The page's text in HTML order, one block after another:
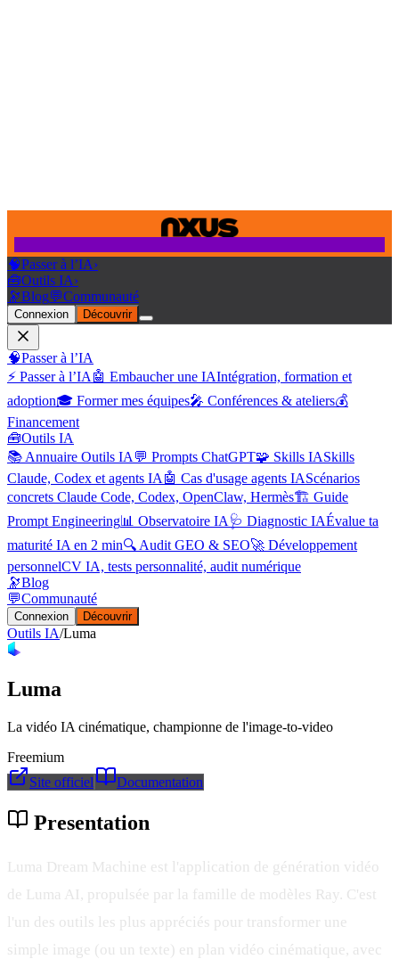
🧠Passer à l’IA›
🧰Outils IA›
🔭Blog💬Communauté
Connexion Découvrir
🧠Passer à l’IA
⚡ Passer à l’IA 🤖 Embaucher une IAIntégration, formation et
adoption🎓 Former mes équipes🎤 Conférences & ateliers💰
Financement
🧰Outils IA
📚 Annuaire Outils IA 💬 Prompts ChatGPT🧩 Skills IASkills
Claude, Codex et agents IA 🤖 Cas d'usage agents IAScénarios
concrets Claude Code, Codex, OpenClaw, Hermès🏗️ Guide
Prompt Engineering📊 Observatoire IA 🩺 Diagnostic IAÉvalue ta
maturité IA en 2 min🔍 Audit GEO & SEO🚀 Développement
personnelCV IA, tests personnalité, audit numérique
🔭Blog
💬Communauté
Connexion Découvrir
Outils IA/Luma
Luma
La vidéo IA cinématique, championne de l'image-to-video
Freemium
Site officiel
Documentation
Presentation
Luma Dream Machine est l'application de génération vidéo
de Luma AI, propulsée par la famille de modèles Ray. C'est
l'un des outils les plus appréciés pour transformer une
simple image (ou un texte) en plan vidéo cinématique, avec